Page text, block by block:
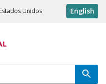
Unidos English